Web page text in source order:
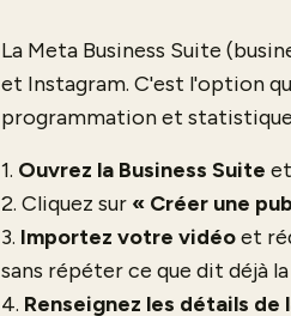
La Meta Business Suite
et Instagram. C'est l'option
programmation et
1. Ouvrez la Business Suite
2. Cliquez sur « Créer une
3. Importez votre vidéoet
sans répéter ce que dit déjà
4. Renseignez les détails de